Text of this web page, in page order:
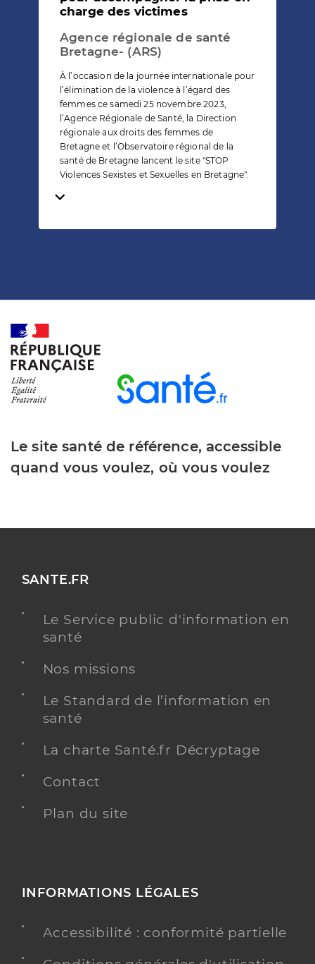
charge des victimes
Agence régionale de santé
Bretagne- (ARS)
À l’occasion de la journée internationale pour
l’élimination de la violence à l’égard des
femmes ce samedi 25 novembre 2023,
l’Agence Régionale de Santé, la Direction
régionale aux droits des femmes de
Bretagne et l’Observatoire régional de la
santé de Bretagne lancent le site "STOP
Violences Sexistes et Sexuelles en Bretagne".
Temps de lecture
Le site santé de référence, accessible
quand vous voulez, où vous voulez
SANTE.FR
Le Service public d'information en
santé
Nos missions
Le Standard de l’information en
santé
La charte Santé.fr Décryptage
Contact
Plan du site
INFORMATIONS LÉGALES
Accessibilité : conformité partielle